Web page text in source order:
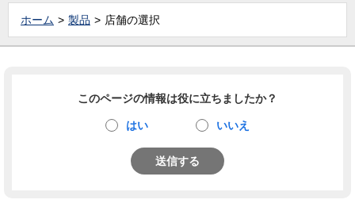
ホーム 製品 店舗の選択
このページの情報は役に立ちましたか？
はい いいえ
送信する